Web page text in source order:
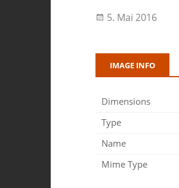
5. Mai 2016
IMAGE INFO
Dimensions
Type
Name
Mime Type